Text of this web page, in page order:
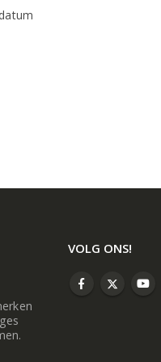
VOLG ONS!